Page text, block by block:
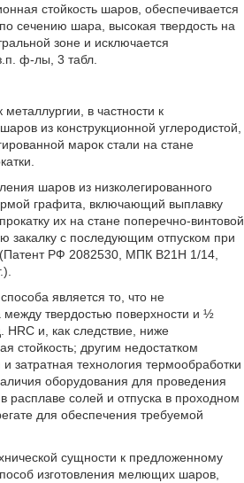
стойкость шаров, обеспечивается
сечению шара, высокая твердость на
зоне и исключается
ф-лы, 3 табл.
в частности к
из конструкционной углеродистой,
марок стали на стане
шаров из низколегированного
графита, включающий выплавку
их на стане поперечно-винтовой
закалку с последующим отпуском при
РФ 2082530, МПК B21H 1/14,
является то, что не
между твердостью поверхности и ½
HRC и, как следствие, ниже
стойкость; другим недостатком
затратная технология термообработки
оборудования для проведения
расплаве солей и отпуска в проходном
для обеспечения требуемой
сущности к предложенному
изготовления мелющих шаров,